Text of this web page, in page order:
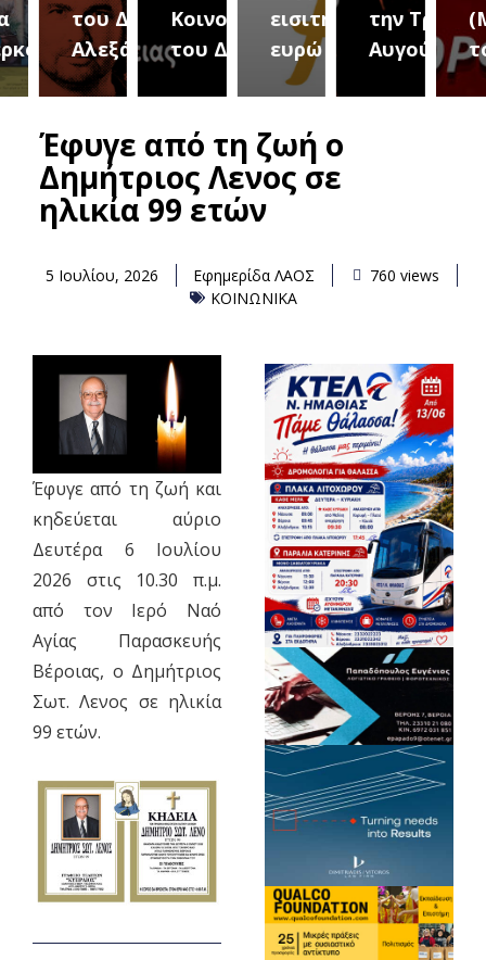
του Δήμου
Αλεξάνδρειας
Κοινοτήτων
του Δήμου
εισιτήριο 2
ευρώ
την Τρίτη 18
Αυγούστουτου
Έφυγε από τη ζωή ο
Δημήτριος Λενος σε
ηλικία 99 ετών
5 Ιουλίου, 2026 Εφημερίδα ΛΑΟΣ
760 views
ΚΟΙΝΩΝΙΚΑ
Έφυγε από τη ζωή και
κηδεύεται αύριο
Δευτέρα 6 Ιουλίου
2026 στις 10.30 π.μ.
από τον Ιερό Ναό
Αγίας Παρασκευής
Βέροιας, ο Δημήτριος
Σωτ. Λενος σε ηλικία
99 ετών.